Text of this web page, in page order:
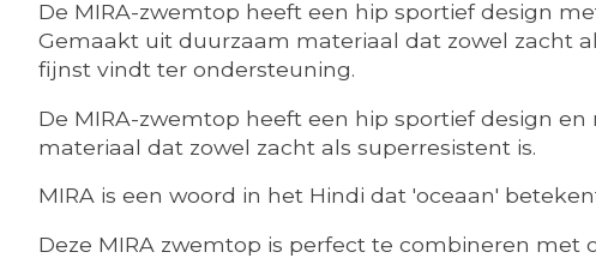
De MIRA-zwemtop heeft een hip sportief design
Gemaakt uit duurzaam materiaal dat zowel zacht
fijnst vindt ter ondersteuning.
De MIRA-zwemtop heeft een hip sportief design
materiaal dat zowel zacht als superresistent is.
MIRA is een woord in het Hindi dat 'oceaan'
Deze MIRA zwemtop is perfect te combineren met